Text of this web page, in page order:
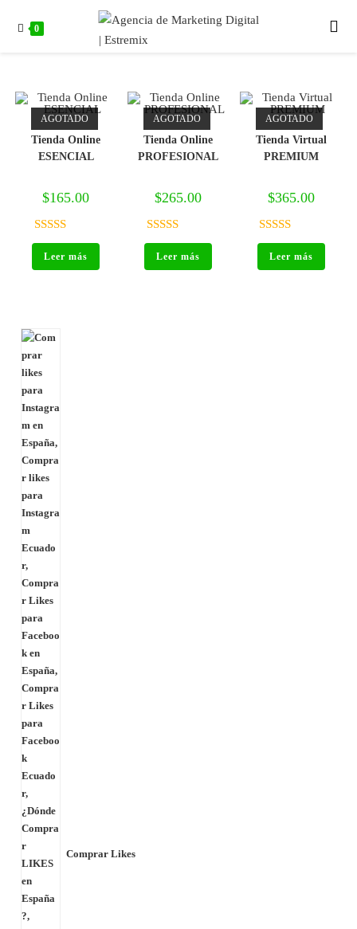
0
AGOTADO
Tienda Online
ESENCIAL
$165.00
Valorado
con5.00de
Leer más
AGOTADO
Tienda Online
PROFESIONAL
$265.00
Valorado
con5.00de
Leer más
AGOTADO
Tienda Virtual
PREMIUM
$365.00
Valorado
con5.00de
Leer más
Comprar Likes